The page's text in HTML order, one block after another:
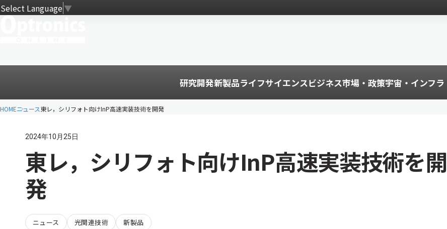
Select Language▼
研究開発新製品ライフサイエンスビジネス市場・政策宇宙・インフラ
HOMEニュース東レ，シリフォト向けInP高速実装技術を開発
2024年10月25日
東レ，シリフォト向けInP高速実装技術を開
発
ニュース 光関連技術 新製品